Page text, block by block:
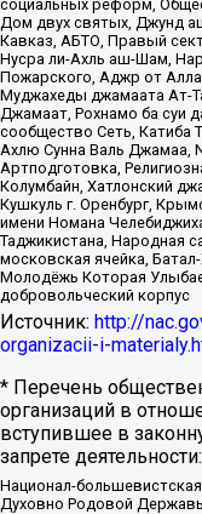
социальных реформ,
Дом двух святых, Джунд
Кавказ, АБТО, Правый
Нусра ли-Ахль аш-Шам,
Пожарского, Аджр от
Муджахеды джамаата Ат-
Джамаат, Рохнамо ба суи
сообщество Сеть, Катиба
Ахлю Сунна Валь Джамаа,
Артподготовка,
Колумбайн, Хатлонский
Кушкуль г. Оренбург,
имени Номана
Таджикистана, Народная
московская ячейка,
Молодёжь Которая
добровольческий корпус
Источник: http://
organizacii-i-
* Перечень
организаций в
вступившее в
запрете деятельности:
Национал-
Духовно Родовой